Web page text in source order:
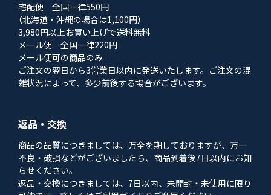
宅配便 全国一律550円
（北海道・沖縄の場合は1,100円）
3,980円以上お買い上げで送料無料
メール便 全国一律220円
メール便可の商品のみ
ご注文の翌日から3営業日以内に発送いたします。ご注文の混
雑状況によって、多少前後する場合がございます。
返品・交換
商品の品質につきましては、万全を期しておりますが、万一
不良・破損などがございましたら、商品到着後7日以内にお知
らせください。
返品・交換につきましては、7日以内、未開封・未使用に限り